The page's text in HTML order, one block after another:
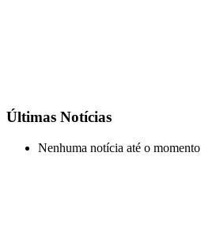
Últimas Notícias
Nenhuma notícia até o momento